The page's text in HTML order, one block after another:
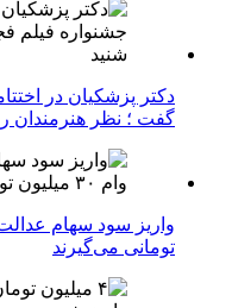
دکتر پزشکیان در
گفت ؛ نظر هنرمندان را
تومانی می‌گیرند